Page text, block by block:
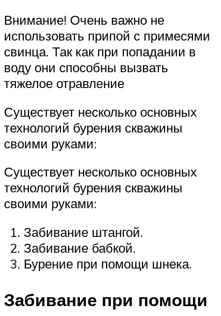
Внимание! Очень важно не
использовать припой с примесями
свинца. Так как при попадании в
воду они способны вызвать
тяжелое отравление
Существует несколько основных
технологий бурения скважины
своими руками:
Существует несколько основных
технологий бурения скважины
своими руками:
Забивание штангой.
Забивание бабкой.
Бурение при помощи шнека.
Забивание при помощи